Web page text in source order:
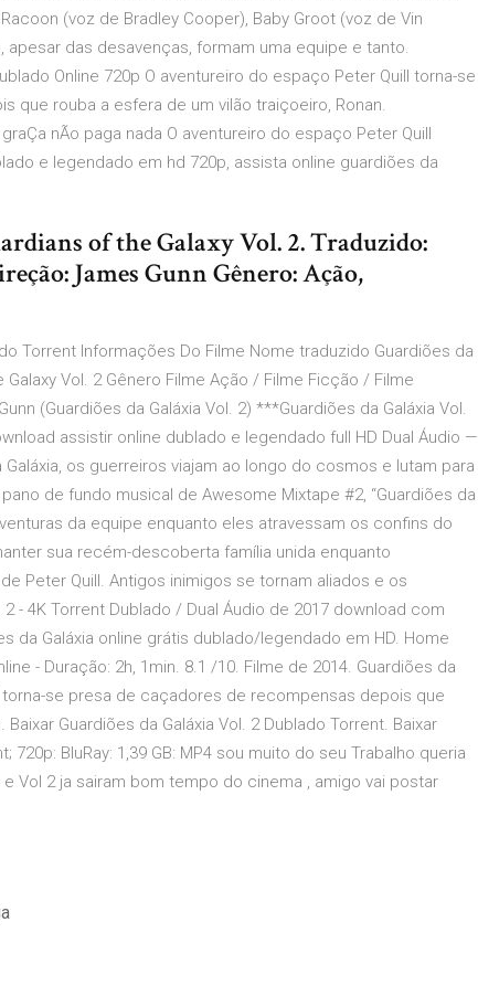
(voz de Bradley Cooper), Baby Groot (voz de Vin
apesar das desavenças, formam uma equipe e tanto.
Online 720p O aventureiro do espaço Peter Quill torna-se
que rouba a esfera de um vilão traiçoeiro, Ronan.
nÃo paga nada O aventureiro do espaço Peter Quill
e legendado em hd 720p, assista online guardiões da
of the Galaxy Vol. 2. Traduzido:
James Gunn Gênero: Ação,
Torrent Informações Do Filme Nome traduzido Guardiões da
Galaxy Vol. 2 Gênero Filme Ação / Filme Ficção / Filme
(Guardiões da Galáxia Vol. 2) ***Guardiões da Galáxia Vol.
assistir online dublado e legendado full HD Dual Áudio —
os guerreiros viajam ao longo do cosmos e lutam para
de fundo musical de Awesome Mixtape #2, “Guardiões da
da equipe enquanto eles atravessam os confins do
sua recém-descoberta família unida enquanto
Peter Quill. Antigos inimigos se tornam aliados e os
2 - 4K Torrent Dublado / Dual Áudio de 2017 download com
da Galáxia online grátis dublado/legendado em HD. Home
- Duração: 2h, 1min. 8.1 /10. Filme de 2014. Guardiões da
torna-se presa de caçadores de recompensas depois que
Guardiões da Galáxia Vol. 2 Dublado Torrent. Baixar
720p: BluRay: 1,39 GB: MP4 sou muito do seu Trabalho queria
Vol 2 ja sairam bom tempo do cinema , amigo vai postar